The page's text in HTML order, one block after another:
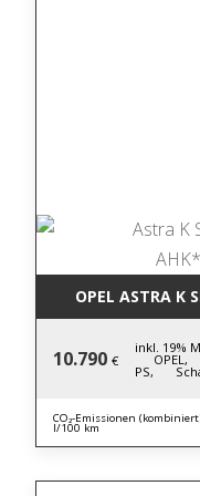
OPEL ASTRA K
10.790 €
inkl. 19%
OPEL,
PS,
CO₂-Emissionen
l/100 km